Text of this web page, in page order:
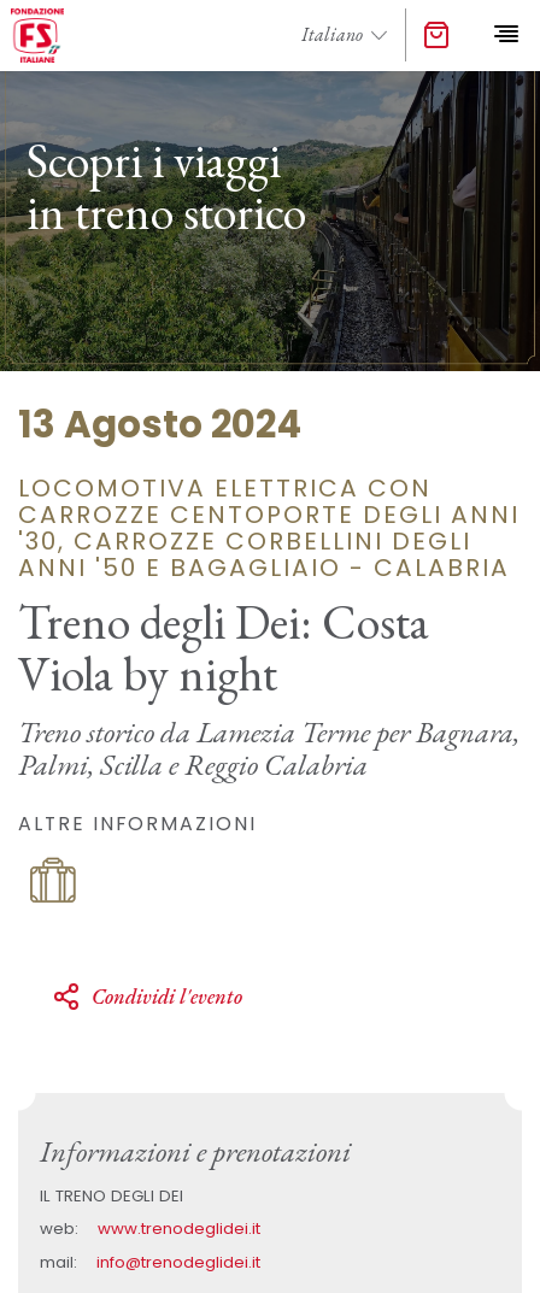
Scopri i viaggi
in treno storico
13 Agosto 2024
LOCOMOTIVA ELETTRICA CON
CARROZZE CENTOPORTE DEGLI ANNI
'30, CARROZZE CORBELLINI DEGLI
ANNI '50 E BAGAGLIAIO - CALABRIA
Treno degli Dei: Costa
Viola by night
Treno storico da Lamezia Terme per Bagnara,
Palmi, Scilla e Reggio Calabria
ALTRE INFORMAZIONI
Condividi l'evento
Informazioni e prenotazioni
IL TRENO DEGLI DEI
web: www.trenodeglidei.it
mail: info@trenodeglidei.it